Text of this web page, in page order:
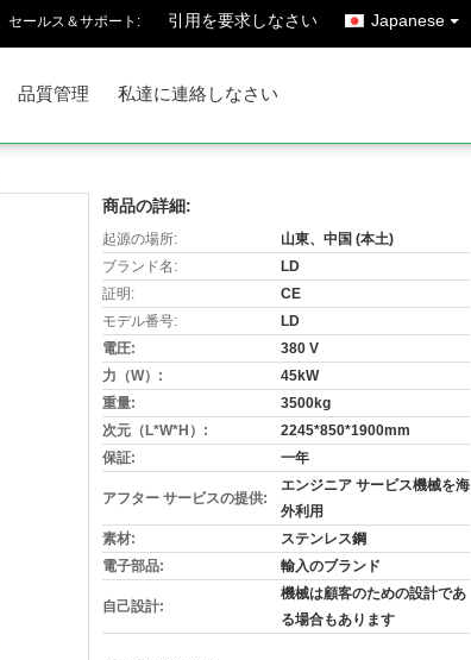
セールス＆サポート: 引用を要求しなさい Japanese
品質管理 私達に連絡しなさい
商品の詳細:
起源の場所:
山東、中国 (本土)
ブランド名:
LD
証明:
CE
モデル番号:
LD
電圧:
380 V
力（W）:
45kW
重量:
3500kg
次元（L*W*H）:
2245*850*1900mm
保証:
一年
アフター サービスの提供:
エンジニア サービス機械を海
外利用
素材:
ステンレス鋼
電子部品:
輸入のブランド
自己設計:
機械は顧客のための設計であ
る場合もあります